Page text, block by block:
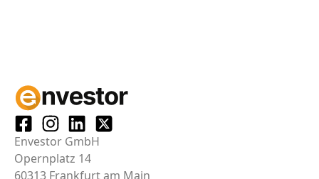
Envestor GmbH
Opernplatz 14
60313 Frankfurt am Main